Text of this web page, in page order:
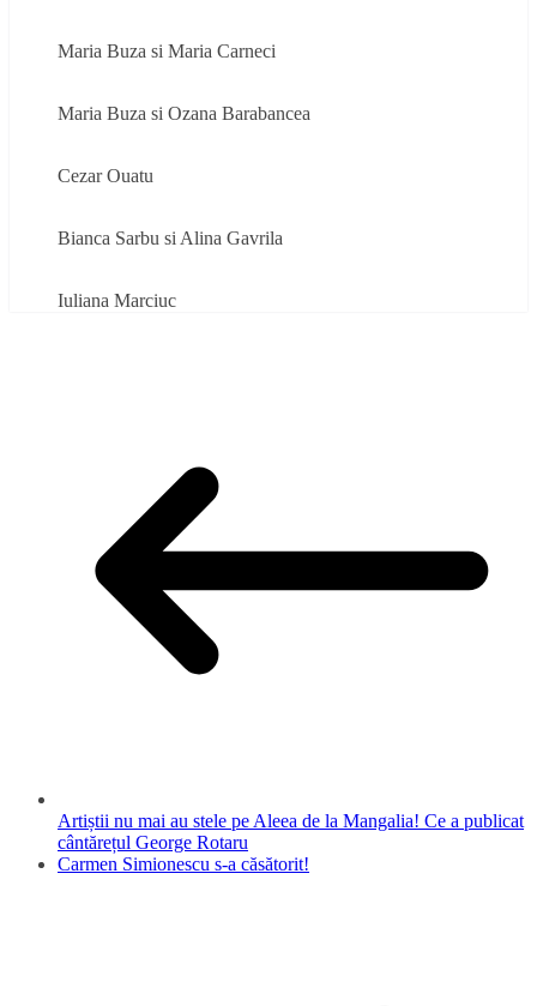
Maria Buza si Maria Carneci
Maria Buza si Ozana Barabancea
Cezar Ouatu
Bianca Sarbu si Alina Gavrila
Iuliana Marciuc
Artiștii nu mai au stele pe Aleea de la Mangalia! Ce a publicat
cântărețul George Rotaru
Carmen Simionescu s-a căsătorit!